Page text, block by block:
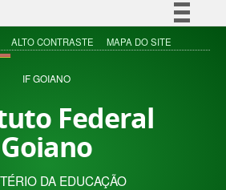
Simplifique!
Acesso à informação
ALTO CONTRASTE MAPA DO SITE
IF GOIANO
Federal
Goiano
DA EDUCAÇÃO